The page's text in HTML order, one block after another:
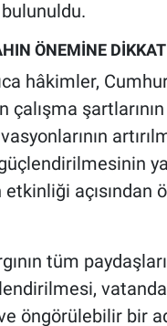
ÖNEMİNE
hâkimler,
çalışma
açısından
tüm
öngörülebilir bir